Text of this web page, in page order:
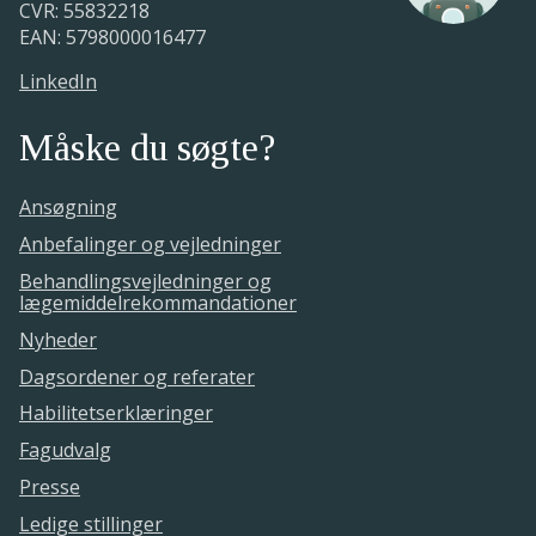
alle formkrav er opfyldt.
CVR: 55832218
EAN: 5798000016477
LinkedIn
Måske du søgte?
Ansøgning
Anbefalinger og vejledninger
Behandlingsvejledninger og
lægemiddelrekommandationer
Nyheder
Dagsordener og referater
Habilitetserklæringer
Fagudvalg
Presse
Ledige stillinger